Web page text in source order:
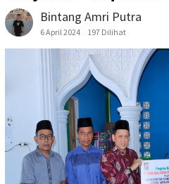
Bintang Amri Putra
6 April 2024 197 Dilihat